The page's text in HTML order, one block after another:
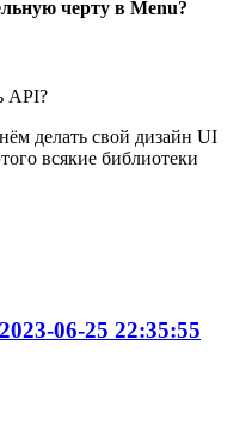
черту в Menu?
API?
делать свой дизайн UI
всякие библиотеки
2023-06-25 22:35:55